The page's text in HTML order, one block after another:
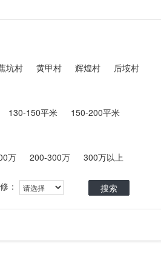
坑村 黄甲村 辉煌村
后垵村
130-150平米
150-200平米
万 200-300万 300万以上
： 搜索